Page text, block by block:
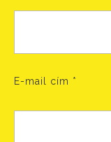
E-mail cím *